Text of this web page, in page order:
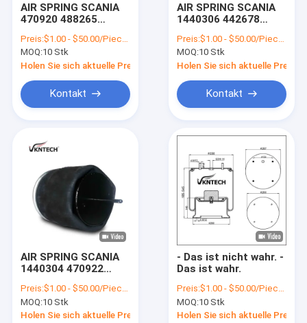
AIR SPRING SCANIA
470920 488265
1726256 Firestone
W01-S15-8192
1T15VR-3 Ersatz
durch VKNTECH
1K6256
Preis:$1.00 - $50.00/Pieces
MOQ:10 Stk
Holen Sie sich aktuelle Preis
Kontakt
AIR SPRING SCANIA
1440306 442678
W01-095-0481
1T15LR-4 Goodyear
556028566 Ersatz
durch VKNTECH
1K0481
Preis:$1.00 - $50.00/Pieces
MOQ:10 Stk
Holen Sie sich aktuelle Preis
Kontakt
AIR SPRING SCANIA
1440304 470922
Firestone W01-095-
0424 1T15LR-4
Goodyear 556 02
Preis:$1.00 - $50.00/Pieces
MOQ:10 Stk
Holen Sie sich aktuelle Preis
- Das ist nicht wahr. -
Das ist wahr.
Preis:$1.00 - $50.00/Pieces
MOQ:10 Stk
Holen Sie sich aktuelle Preis